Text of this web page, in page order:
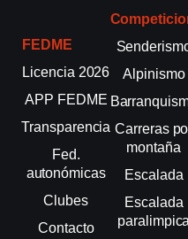
FEDME
Licencia 2026
APP FEDME
Transparencia
Fed.
autonómicas
Clubes
Contacto
Alpinismo
Carreras
montaña
Escalada
Escalada
paralimpica